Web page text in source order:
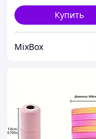
Купить
MixBox